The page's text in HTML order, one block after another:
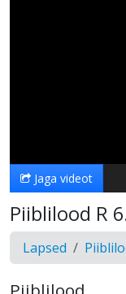
Jaga videot
Piiblilood R
Lapsed